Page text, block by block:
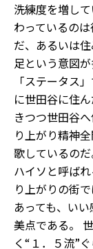
洗練度を増し
わっているの
だ、あるいは
足という意図
「ステータス
に世田谷に住
きつつ世田谷
り上がり精神
歌しているの
ハイソと呼ば
り上がりの街
あっても、い
美点である。
く“１．５流”